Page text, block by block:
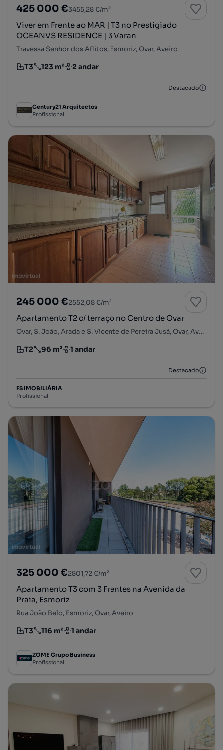
425 000 €3455,28 €/m²
Viver em Frente ao MAR | T3 no Prestigiado
OCEANVS RESIDENCE | 3 Varan
Travessa Senhor dos Aflitos, Esmoriz, Ovar, Aveiro
Tipologia
T3
Preço por metro quadrado
123 m²
Andar 2 andar
Destacado
Century21 Arquitectos
Profissional
245 000 €2552,08 €/m²
Apartamento T2 c/ terraço no Centro de Ovar
Ovar, S. João, Arada e S. Vicente de Pereira Jusã, Ovar, Aveiro
Tipologia
T2
Preço por metro quadrado
96 m²
Andar 1 andar
Destacado
FS IMOBILIÁRIA
Profissional
325 000 €2801,72 €/m²
Apartamento T3 com 3 Frentes na Avenida da
Praia, Esmoriz
Rua João Belo, Esmoriz, Ovar, Aveiro
Tipologia
T3
Preço por metro quadrado
116 m²
Andar 1 andar
ZOME Grupo Business
Profissional